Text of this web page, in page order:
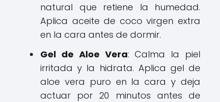
natural que retiene la humedad.
Aplica aceite de coco virgen extra
en la cara antes de dormir.
Gel de Aloe Vera: Calma la piel
irritada y la hidrata. Aplica gel de
aloe vera puro en la cara y deja
actuar por 20 minutos antes de